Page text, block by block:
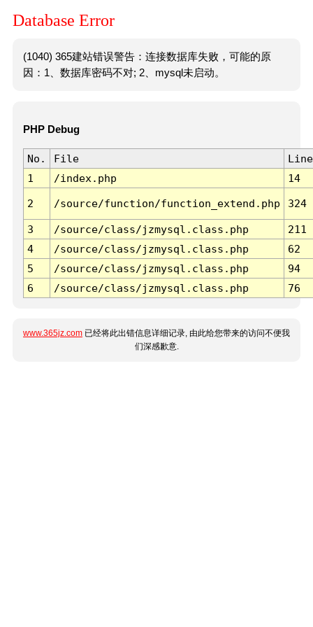
Database Error
(1040) 365建站错误警告：连接数据库失败，可能的原
因：1、数据库密码不对; 2、mysql未启动。
PHP Debug
No. File
Line
1
/index.php 14
2 /source/function/function_extend.php 324
3 /source/class/jzmysql.class.php
211
4
/source/class/jzmysql.class.php
62
5
/source/class/jzmysql.class.php
94
6
/source/class/jzmysql.class.php 76
www.365jz.com 已经将此出错信息详细记录, 由此给您带来的访问不便我
们深感歉意.